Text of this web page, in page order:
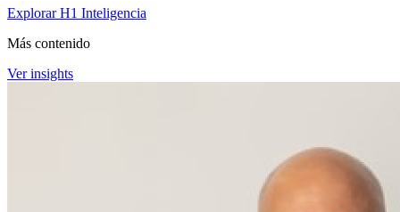
Explorar H1 Inteligencia
Más contenido
Ver insights